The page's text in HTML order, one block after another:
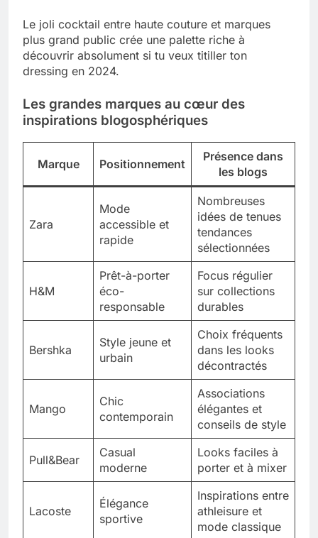
Le joli cocktail entre haute couture et marques
plus grand public crée une palette riche à
découvrir absolument si tu veux titiller ton
dressing en 2024.
Les grandes marques au cœur des
inspirations blogosphériques
Marque Positionnement
Présence dans
les blogs
Zara
Mode
accessible et
rapide
Nombreuses
idées de tenues
tendances
sélectionnées
H&M
Prêt-à-porter
éco-
responsable
Focus régulier
sur collections
durables
Bershka
Style jeune et
urbain
Choix fréquents
dans les looks
décontractés
Mango
Chic
contemporain
Associations
élégantes et
conseils de style
Pull&Bear
Casual
moderne
Looks faciles à
porter et à mixer
Lacoste
Élégance
sportive
Inspirations entre
athleisure et
mode classique